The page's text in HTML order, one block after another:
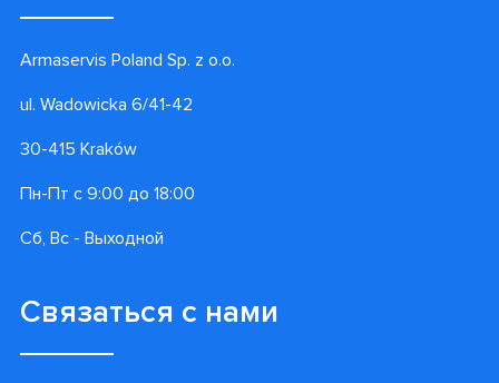
Armaservis Poland Sp. z o.o.
ul. Wadowicka 6/41-42
30-415 Kraków
Пн-Пт с 9:00 до 18:00
Сб, Вс - Выходной
Связаться с нами